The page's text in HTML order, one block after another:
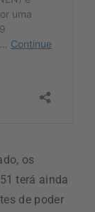
os
terá ainda
de poder